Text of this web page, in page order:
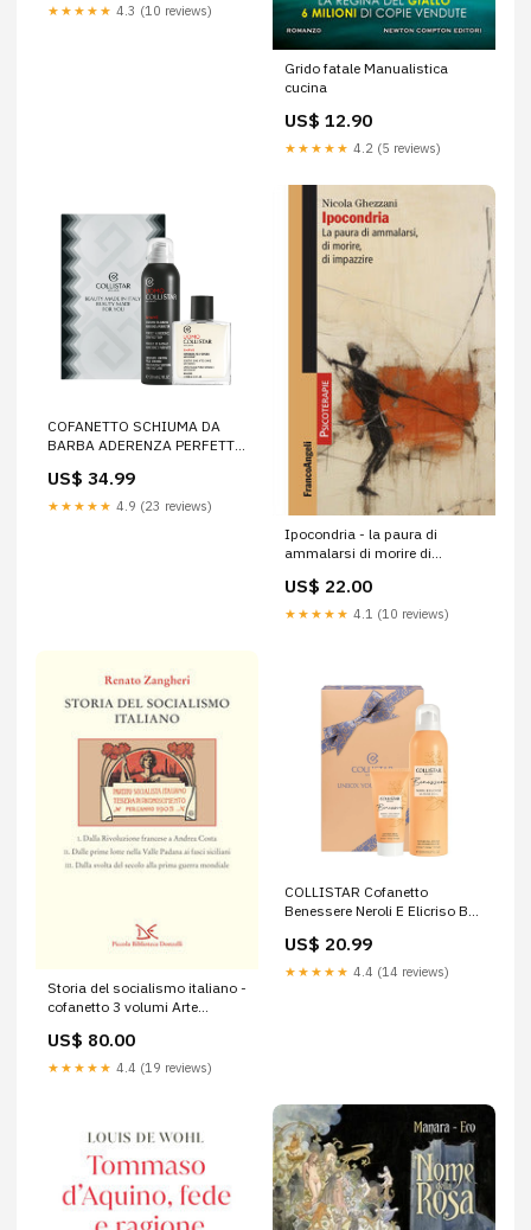
★★★★★ 4.3 (10 reviews)
Grido fatale Manualistica
cucina
US$ 12.90
★★★★★ 4.2 (5 reviews)
COFANETTO SCHIUMA DA
BARBA ADERENZA PERFETTA
BB Corpo
US$ 34.99
★★★★★ 4.9 (23 reviews)
Ipocondria - la paura di
ammalarsi di morire di
US$ 22.00
★★★★★ 4.1 (10 reviews)
Storia del socialismo italiano -
cofanetto 3 volumi Arte
US$ 80.00
★★★★★ 4.4 (19 reviews)
COLLISTAR Cofanetto
Benessere Neroli E Elicriso BB
US$ 20.99
★★★★★ 4.4 (14 reviews)